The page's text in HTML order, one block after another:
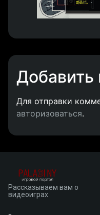
Добавить
Для отправки
авторизоваться.
Рассказываем вам о
видеоиграх